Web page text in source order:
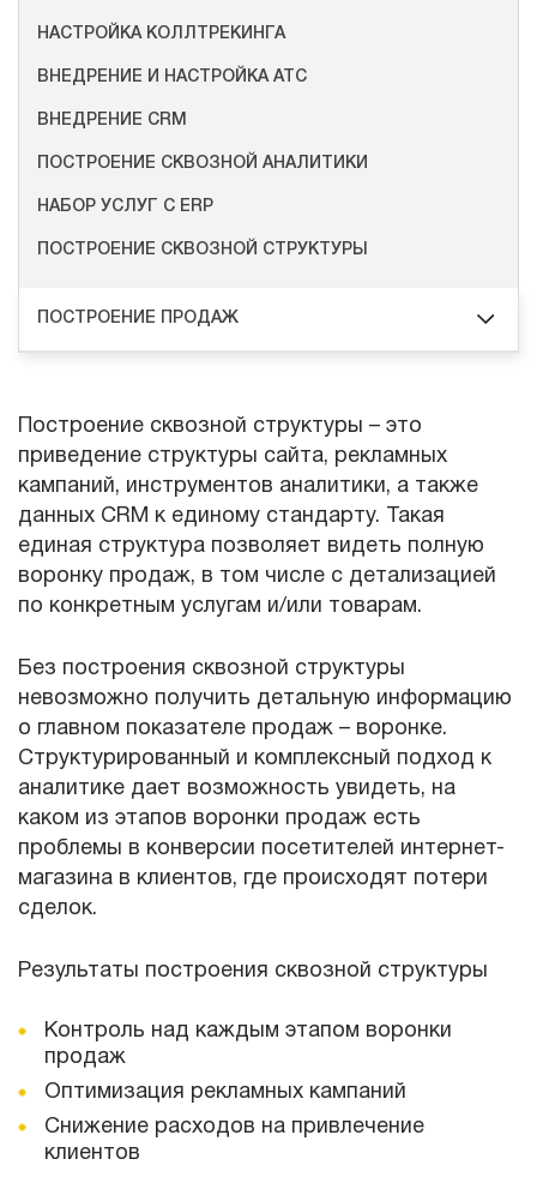
НАСТРОЙКА КОЛЛТРЕКИНГА
ВНЕДРЕНИЕ И НАСТРОЙКА АТС
ВНЕДРЕНИЕ СRM
ПОСТРОЕНИЕ СКВОЗНОЙ АНАЛИТИКИ
НАБОР УСЛУГ С ERP
ПОСТРОЕНИЕ СКВОЗНОЙ СТРУКТУРЫ
ПОСТРОЕНИЕ ПРОДАЖ
Построение сквозной структуры – это
приведение структуры сайта, рекламных
кампаний, инструментов аналитики, а также
данных CRM к единому стандарту. Такая
единая структура позволяет видеть полную
воронку продаж, в том числе с детализацией
по конкретным услугам и/или товарам.
Без построения сквозной структуры
невозможно получить детальную информацию
о главном показателе продаж – воронке.
Структурированный и комплексный подход к
аналитике дает возможность увидеть, на
каком из этапов воронки продаж есть
проблемы в конверсии посетителей интернет-
магазина в клиентов, где происходят потери
сделок.
Результаты построения сквозной структуры
Контроль над каждым этапом воронки
продаж
Оптимизация рекламных кампаний
Снижение расходов на привлечение
клиентов